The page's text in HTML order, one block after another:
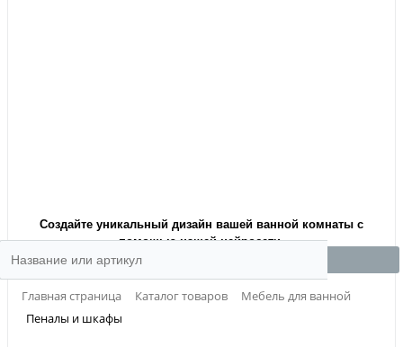
Создайте уникальный дизайн вашей ванной комнаты с
помощью нашей нейросети.
Главная страница Каталог товаров
Мебель для ванной
Пеналы и шкафы